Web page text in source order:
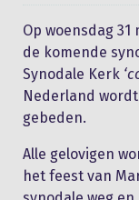
Op woensdag
de komende
Synodale Kerk
Nederland
gebeden.
Alle gelovigen
het feest van